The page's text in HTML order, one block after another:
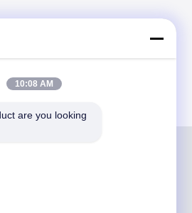
πλήρους
τα κορυφαία οδοντιατρικά
FDA και εξοπλισμένα με
10:08 AM
are you looking